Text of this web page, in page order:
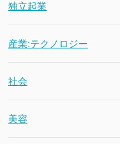
独立起業
産業:テクノロジー
社会
美容